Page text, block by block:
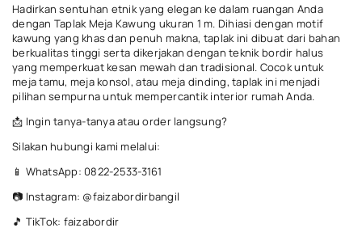
Hadirkan sentuhan etnik yang elegan ke dalam ruangan Anda
dengan Taplak Meja Kawung ukuran 1 m. Dihiasi dengan motif
kawung yang khas dan penuh makna, taplak ini dibuat dari bahan
berkualitas tinggi serta dikerjakan dengan teknik bordir halus
yang memperkuat kesan mewah dan tradisional. Cocok untuk
meja tamu, meja konsol, atau meja dinding, taplak ini menjadi
pilihan sempurna untuk mempercantik interior rumah Anda.
📩 Ingin tanya-tanya atau order langsung?
Silakan hubungi kami melalui:
📱 WhatsApp: 0822-2533-3161
📷 Instagram: @faizabordirbangil
🎵 TikTok: faizabordir